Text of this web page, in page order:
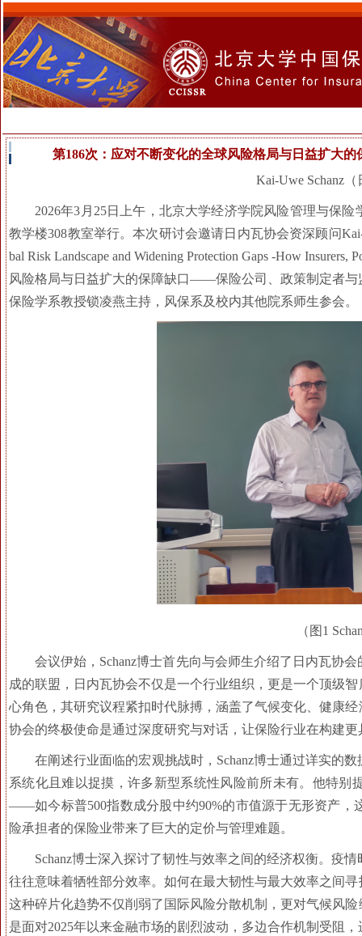
第186次：应对不断变化的全球风险格局与日益扩大
Kai-Uwe Schanz
2026年3月25日上午，北京大学经济学院风险管理与保
教学楼308教室举行。本次研讨会邀请日内瓦协会资深顾问
bal Risk Landscape and Widening Protection Gaps -How
风险格局与日益扩大的保障缺口——保险公司、政策制定者
保险学系教授锁凌燕主持，风保系及校内其他院系师生参会。
（图1
会议伊始，Schanz博士首先向与会师生介绍了日内瓦协
成的联盟，日内瓦协会不仅是一个行业组织，更是一个顶级
心角色，其研究议程紧扣时代脉搏，涵盖了气候变化、健康
协会的终极使命是通过深度研究与对话，让保险行业在构建
在阐述行业面临的宏观挑战时，Schanz博士通过详实的
系统化且难以捉摸，许多新型系统性风险前所未有。他特
——如今标普500指数成分股中约90%的市值源于无形资产，
险承担者的保险业带来了巨大的定价与管理难题。
Schanz博士深入探讨了韧性与效率之间的经济权衡。疫
往往意味着牺牲部分效率。如何在最大韧性与最大效率之间
这种碎片化趋势不仅削弱了国际风险分散机制，更对气候风
是面对2025年以来金融市场的剧烈波动，多边合作机制受阻